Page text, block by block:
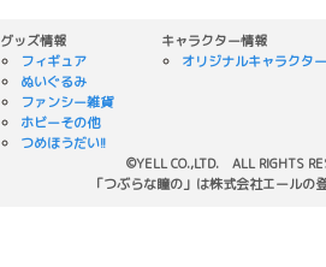
グッズ情報
フィギュア
ぬいぐるみ
ファンシー雑貨
ホビーその他
つめほうだい!!
キャラクター情報
オリジナルキャラクター
©YELL CO.,LTD. ALL RIGHTS
「つぶらな瞳の」は株式会社エールの